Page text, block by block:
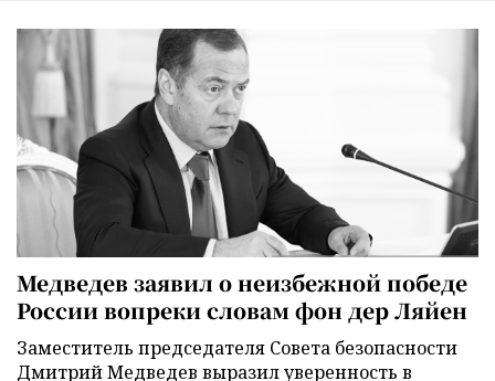
Медведев заявил о неизбежной победе
России вопреки словам фон дер Ляйен
Заместитель председателя Совета безопасности
Дмитрий Медведев выразил уверенность в